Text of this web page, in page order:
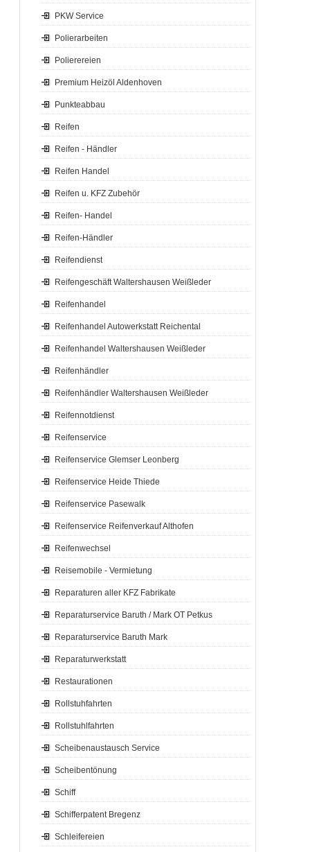
PKW Service
Polierarbeiten
Polierereien
Premium Heizöl Aldenhoven
Punkteabbau
Reifen
Reifen - Händler
Reifen Handel
Reifen u. KFZ Zubehör
Reifen- Handel
Reifen-Händler
Reifendienst
Reifengeschäft Waltershausen Weißleder
Reifenhandel
Reifenhandel Autowerkstatt Reichental
Reifenhandel Waltershausen Weißleder
Reifenhändler
Reifenhändler Waltershausen Weißleder
Reifennotdienst
Reifenservice
Reifenservice Glemser Leonberg
Reifenservice Heide Thiede
Reifenservice Pasewalk
Reifenservice Reifenverkauf Althofen
Reifenwechsel
Reisemobile - Vermietung
Reparaturen aller KFZ Fabrikate
Reparaturservice Baruth / Mark OT Petkus
Reparaturservice Baruth Mark
Reparaturwerkstatt
Restaurationen
Rollstuhfahrten
Rollstuhlfahrten
Scheibenaustausch Service
Scheibentönung
Schiff
Schifferpatent Bregenz
Schleifereien